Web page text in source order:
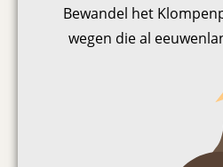
Bewandel het
wegen die al